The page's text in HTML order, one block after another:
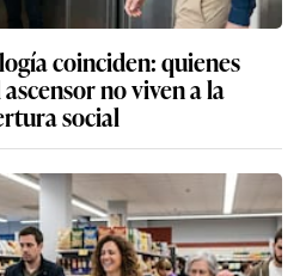
coinciden: quienes
no viven a la
social